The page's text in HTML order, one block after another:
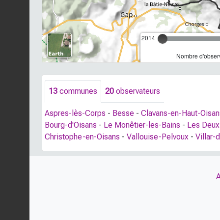
2014
Nombre
13 communes 20 observateurs
Aspres-lès-Corps - Besse - Clavans-en-Haut-
Bourg-d'Oisans - Le Monêtier-les-Bains - Les
Christophe-en-Oisans - Vallouise-Pelvoux - Villar-